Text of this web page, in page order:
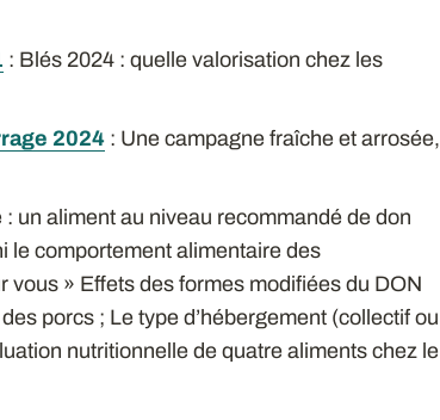
: Blés 2024 : quelle valorisation chez les
2024: Une campagne fraîche et arrosée,
: un aliment au niveau recommandé de don
le comportement alimentaire des
vous » Effets des formes modifiées du DON
porcs ; Le type d’hébergement (collectif ou
nutritionnelle de quatre aliments chez le